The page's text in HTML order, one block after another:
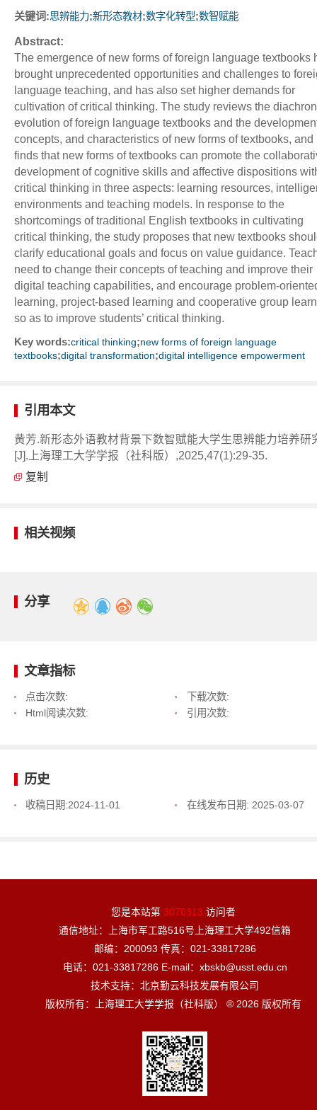
关键词:思辨能力;新形态教材;数字化转型;数智赋能
Abstract:
The emergence of new forms of foreign language textbooks
brought unprecedented opportunities and challenges to
language teaching, and has also set higher demands for
cultivation of critical thinking. The study reviews the
evolution of foreign language textbooks and the
concepts, and characteristics of new forms of textbooks, and
finds that new forms of textbooks can promote the
development of cognitive skills and affective dispositions
critical thinking in three aspects: learning resources,
environments and teaching models. In response to the
shortcomings of traditional English textbooks in cultivating
critical thinking, the study proposes that new textbooks
clarify educational goals and focus on value guidance.
need to change their concepts of teaching and improve their
digital teaching capabilities, and encourage problem-
learning, project-based learning and cooperative group
so as to improve students’ critical thinking.
Key words:critical thinking;new forms of foreign language
textbooks;digital transformation;digital intelligence empowerment
引用本文
黄芳.新形态外语教材背景下数智赋能大学生思辨能力培养研
[J].上海理工大学学报（社科版）,2025,47(1):29-35.
复制
相关视频
分享
文章指标
点击次数:
下载次数:
Html阅读次数:
引用次数:
历史
收稿日期:2024-11-01 在线发布日期: 2025-03-07
您是本站第3070313 访问者
通信地址：上海市军工路516号上海理工大学492信箱
邮编：200093 传真：021-33817286
电话：021-33817286 E-mail：xbskb@usst.edu.cn
技术支持：北京勤云科技发展有限公司
版权所有：上海理工大学学报（社科版） ® 2026 版权所有